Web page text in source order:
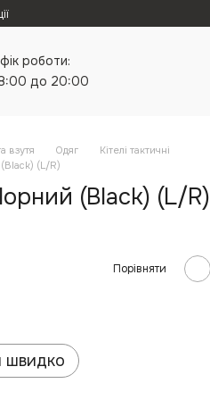
роботи:
до 20:00
взутя Одяг
Кітелі тактичні
(L/R)
(Black) (L/R)
Порівняти
швидко